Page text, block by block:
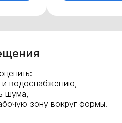
и водоснабжению,
шума,
зону вокруг формы.